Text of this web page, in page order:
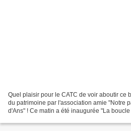
Quel plaisir pour le CATC de voir aboutir ce
du patrimoine par l'association amie "Notre
d'Ans" ! Ce matin a été inaugurée "La